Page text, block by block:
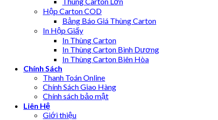
Hộp Carton COD
Bảng Báo Giá Thùng Carton
In Hộp Giấy
In Thùng Carton
In Thùng Carton Bình Dương
In Thùng Carton Biên Hòa
Chính Sách
Thanh Toán Online
Chính Sách Giao Hàng
Chính sách bảo mật
Liên Hệ
Giới thiệu